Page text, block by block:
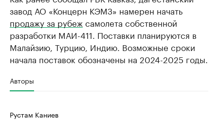
завод АО «Концерн КЭМЗ» намерен начать
продажу за рубежсамолета собственной
разработки МАИ-411. Поставки планируются в
Малайзию, Турцию, Индию. Возможные сроки
начала поставок обозначены на 2024-2025 годы.
Авторы
Рустам Каниев